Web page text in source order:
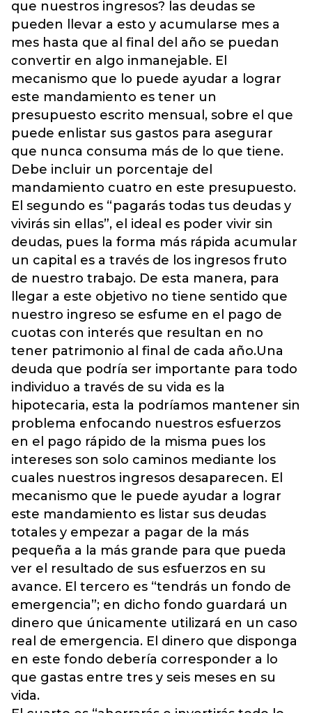
que nuestros ingresos? las deudas se
pueden llevar a esto y acumularse mes a
mes hasta que al final del año se puedan
convertir en algo inmanejable. El
mecanismo que lo puede ayudar a lograr
este mandamiento es tener un
presupuesto escrito mensual, sobre el que
puede enlistar sus gastos para asegurar
que nunca consuma más de lo que tiene.
Debe incluir un porcentaje del
mandamiento cuatro en este presupuesto.
El segundo es “pagarás todas tus deudas y
vivirás sin ellas”, el ideal es poder vivir sin
deudas, pues la forma más rápida acumular
un capital es a través de los ingresos fruto
de nuestro trabajo. De esta manera, para
llegar a este objetivo no tiene sentido que
nuestro ingreso se esfume en el pago de
cuotas con interés que resultan en no
tener patrimonio al final de cada año.Una
deuda que podría ser importante para todo
individuo a través de su vida es la
hipotecaria, esta la podríamos mantener sin
problema enfocando nuestros esfuerzos
en el pago rápido de la misma pues los
intereses son solo caminos mediante los
cuales nuestros ingresos desaparecen. El
mecanismo que le puede ayudar a lograr
este mandamiento es listar sus deudas
totales y empezar a pagar de la más
pequeña a la más grande para que pueda
ver el resultado de sus esfuerzos en su
avance. El tercero es “tendrás un fondo de
emergencia”; en dicho fondo guardará un
dinero que únicamente utilizará en un caso
real de emergencia. El dinero que disponga
en este fondo debería corresponder a lo
que gastas entre tres y seis meses en su
vida.